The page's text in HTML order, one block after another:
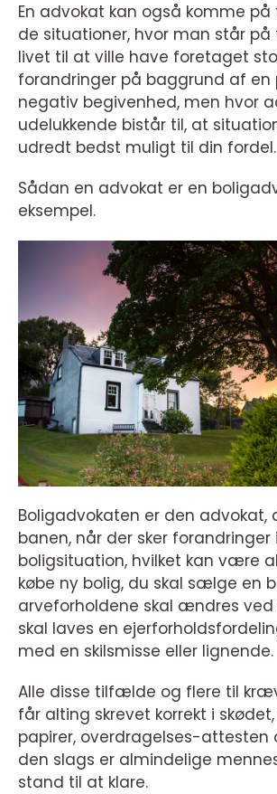
En advokat kan også komme på
de situationer, hvor man står
livet til at ville have foretaget
forandringer på baggrund af en
negativ begivenhed, men hvor
udelukkende bistår til, at
udredt bedst muligt til din fordel.
Sådan en advokat er en
eksempel.
Boligadvokaten er den advokat,
banen, når der sker forandringer
boligsituation, hvilket kan være
købe ny bolig, du skal sælge en
arveforholdene skal ændres ved
skal laves en
med en skilsmisse eller lignende.
Alle disse tilfælde og flere til
får alting skrevet korrekt i
papirer, overdragelses-attesten
den slags er almindelige
stand til at klare.